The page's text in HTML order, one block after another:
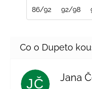
86/92 92/98
JČ Jana